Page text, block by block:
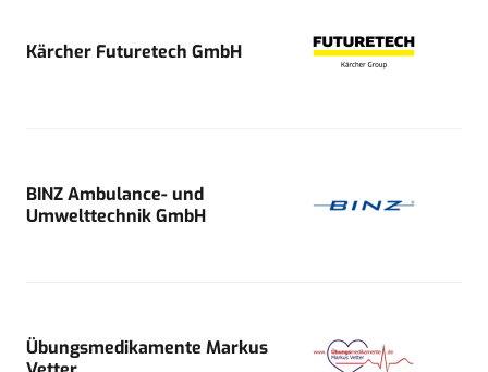
Kärcher Futuretech GmbH
BINZ Ambulance- und
Umwelttechnik GmbH
Übungsmedikamente Markus